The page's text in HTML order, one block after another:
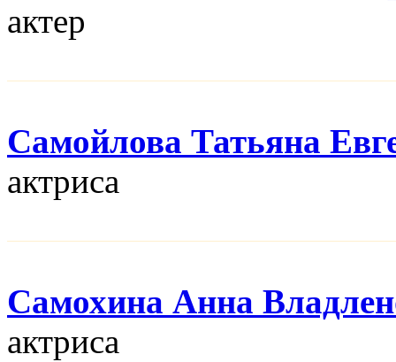
актер
Самойлова Татьяна
актриса
Самохина Анна
актриса